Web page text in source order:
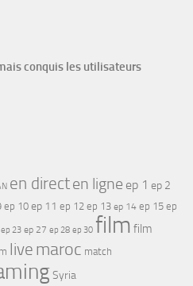
conquis les utilisateurs
en directen ligne ep 1 ep 2
ep 10 ep 11 ep 12 ep 13 ep 14 ep 15 ep
ep 23 ep 27 ep 28 ep 30 film film
live maroc match
Syria